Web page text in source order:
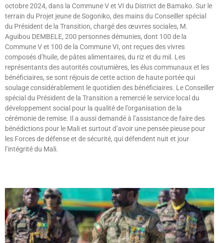
octobre 2024, dans la Commune V et VI du District de Bamako. Sur le
terrain du Projet jeune de Sogoniko, des mains du Conseiller spécial
du Président de la Transition, chargé des œuvres sociales, M.
Aguibou DEMBELE, 200 personnes démunies, dont 100 de la
Commune V et 100 de la Commune VI, ont reçues des vivres
composés d’huile, de pâtes alimentaires, du riz et du mil. Les
représentants des autorités coutumières, les élus communaux et les
bénéficiaires, se sont réjouis de cette action de haute portée qui
soulage considérablement le quotidien des bénéficiaires. Le Conseiller
spécial du Président de la Transition a remercié le service local du
développement social pour la qualité de l’organisation de la
cérémonie de remise. Il a aussi demandé à l’assistance de faire des
bénédictions pour le Mali et surtout d’avoir une pensée pieuse pour
les Forces de défense et de sécurité, qui défendent nuit et jour
l’intégrité du Mali.